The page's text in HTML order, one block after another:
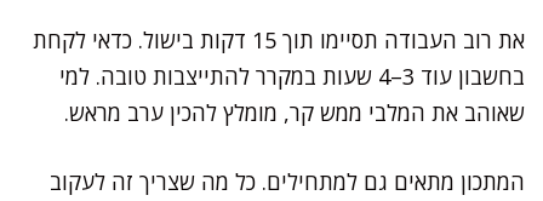
את רוב העבודה תסיימו תוך 15 דקות בישול. כדאי לקחת
בחשבון עוד 3–4 שעות במקרר להתייצבות טובה. למי
שאוהב את המלבי ממש קר, מומלץ להכין ערב מראש.
המתכון מתאים גם למתחילים. כל מה שצריך זה לעקוב